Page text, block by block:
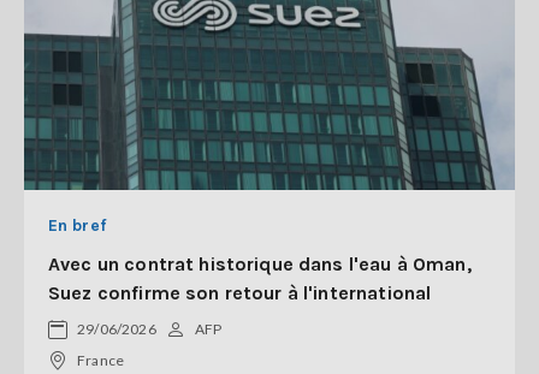
En bref
Avec un contrat historique dans l'eau à Oman,
Suez confirme son retour à l'international
29/06/2026
AFP
France